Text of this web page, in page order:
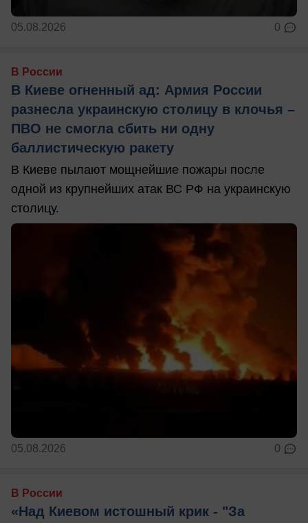
05.08.2026 0
В России
В Киеве огненный ад: Армия России
разнесла украинскую столицу в клочья –
ПВО не смогла сбить ни одну
баллистическую ракету
В Киеве пылают мощнейшие пожары после
одной из крупнейших атак ВС РФ на украинскую
столицу.
05.08.2026 0
В России
«Над Киевом истошный крик - "За